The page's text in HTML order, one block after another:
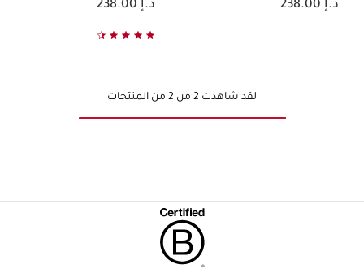
د.إ 238.00 د.إ 238.00
لقد شاهدت 2 من 2 من المنتجات